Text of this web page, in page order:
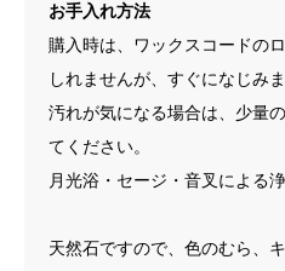
お手入れ方法
購入時は、ワックスコードの
しれませんが、すぐになじみま
汚れが気になる場合は、少量
てください。
月光浴・セージ・音叉による
天然石ですので、色のむら、